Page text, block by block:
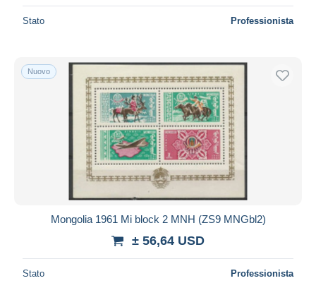
Stato Professionista
Nuovo
Mongolia 1961 Mi block 2 MNH (ZS9 MNGbl2)
± 56,64 USD
Stato Professionista